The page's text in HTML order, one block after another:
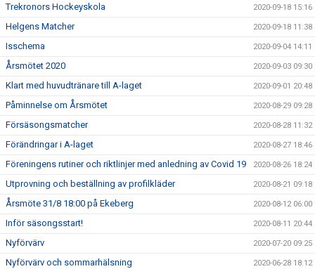
Trekronors Hockeyskola 2020-09-18 15:16
Helgens Matcher 2020-09-18 11:38
Isschema 2020-09-04 14:11
Årsmötet 2020 2020-09-03 09:30
Klart med huvudtränare till A-laget 2020-09-01 20:48
Påminnelse om Årsmötet 2020-08-29 09:28
Försäsongsmatcher 2020-08-28 11:32
Förändringar i A-laget 2020-08-27 18:46
Föreningens rutiner och riktlinjer med anledning av Covid 19 2020-08-26 18:24
Utprovning och beställning av profilkläder 2020-08-21 09:18
Årsmöte 31/8 18:00 på Ekeberg 2020-08-12 06:00
Inför säsongsstart! 2020-08-11 20:44
Nyförvärv 2020-07-20 09:25
Nyförvärv och sommarhälsning 2020-06-28 18:12